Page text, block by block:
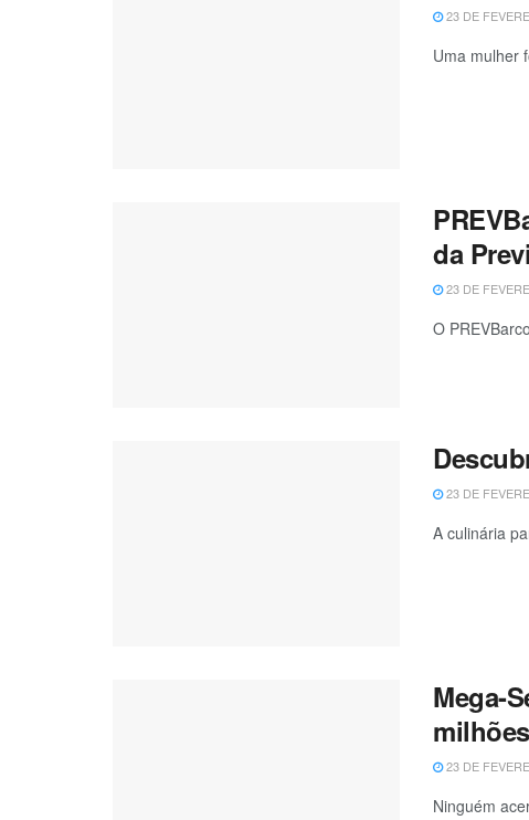
23 DE
Uma mulher
da
23 DE
O
23 DE
A culinária
Mega-
milhões
23 DE
Ninguém